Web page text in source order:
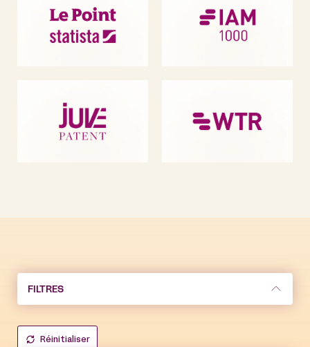
FILTRES
Réinitialiser